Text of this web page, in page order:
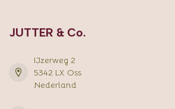
JUTTER & Co.
IJzerweg 2
5342 LX Oss
Nederland